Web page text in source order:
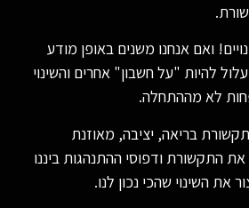
ואם אנחנו משנים באופן מודע
להיות "על חשבון" אחרים והשינוי
לא מההתחלה.
בריאה, יציבה, מאוזנת
את התקשורת ודפוסי ההתנהגות ביננו
את השינוי שהכי נכון לנו.